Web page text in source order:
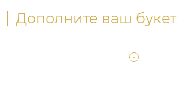
Дополните ваш